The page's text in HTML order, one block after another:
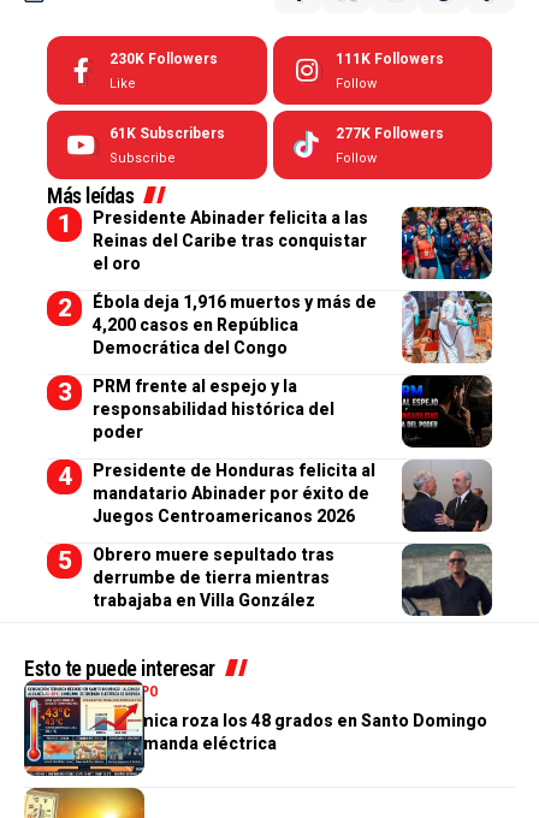
230K Followers
Like
111K Followers
Follow
61K Subscribers
Subscribe
277K Followers
Follow
Más leídas
Presidente Abinader felicita a las
Reinas del Caribe tras conquistar
el oro
Ébola deja 1,916 muertos y más de
4,200 casos en República
Democrática del Congo
PRM frente al espejo y la
responsabilidad histórica del
poder
Presidente de Honduras felicita al
mandatario Abinader por éxito de
Juegos Centroamericanos 2026
Obrero muere sepultado tras
derrumbe de tierra mientras
trabajaba en Villa González
Esto te puede interesar
NACIONALESTIEMPO
Sensación térmica roza los 48 grados en Santo Domingo
disparando demanda eléctrica
TIEMPO